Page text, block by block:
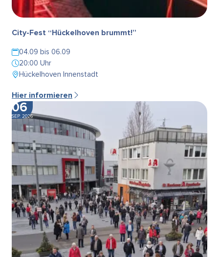
City-Fest “Hückelhoven brummt!”
04.09 bis 06.09
20:00 Uhr
Hückelhoven Innenstadt
Hier informieren
06
SEP. 2026